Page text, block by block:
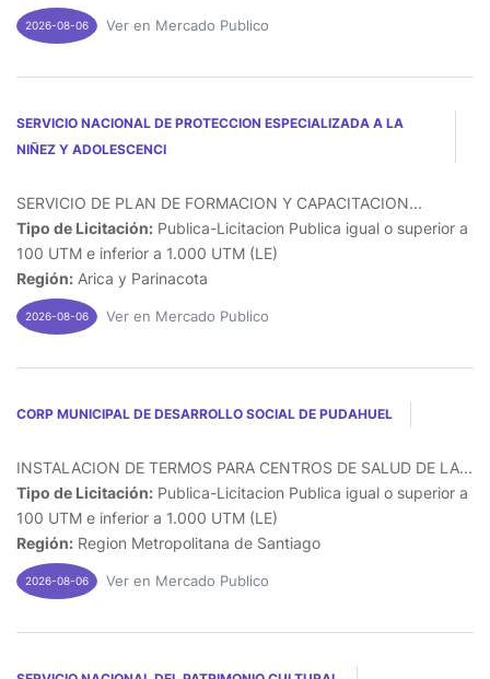
2026-08-06 Ver en Mercado Publico
SERVICIO NACIONAL DE PROTECCION ESPECIALIZADA A LA
NIÑEZ Y ADOLESCENCI
SERVICIO DE PLAN DE FORMACION Y CAPACITACION...
Tipo de Licitación: Publica-Licitacion Publica igual o superior a
100 UTM e inferior a 1.000 UTM (LE)
Región: Arica y Parinacota
2026-08-06 Ver en Mercado Publico
CORP MUNICIPAL DE DESARROLLO SOCIAL DE PUDAHUEL
INSTALACION DE TERMOS PARA CENTROS DE SALUD DE LA...
Tipo de Licitación: Publica-Licitacion Publica igual o superior a
100 UTM e inferior a 1.000 UTM (LE)
Región: Region Metropolitana de Santiago
2026-08-06 Ver en Mercado Publico